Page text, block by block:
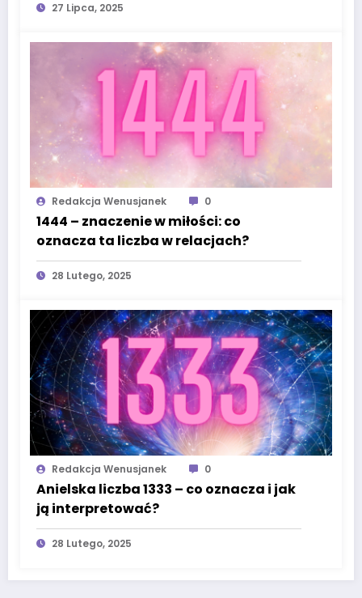
27 Lipca, 2025
Redakcja Wenusjanek 0
1444 – znaczenie w miłości: co
oznacza ta liczba w relacjach?
28 Lutego, 2025
Redakcja Wenusjanek 0
Anielska liczba 1333 – co oznacza i jak
ją interpretować?
28 Lutego, 2025